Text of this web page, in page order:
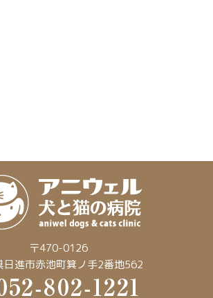
〒470-0126
日進市赤池町箕ノ手2番地562